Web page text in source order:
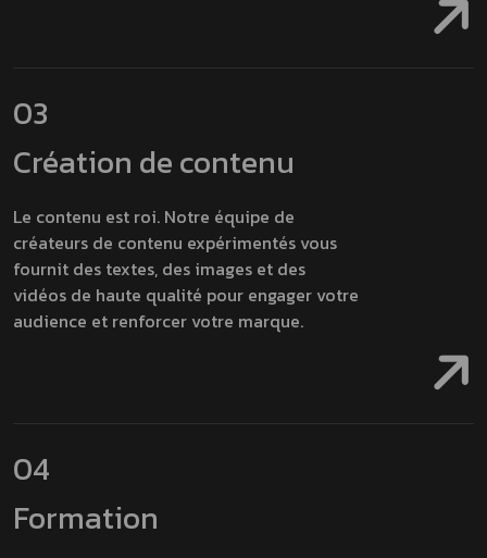
03
Création de contenu
Le contenu est roi. Notre équipe de
créateurs de contenu expérimentés vous
fournit des textes, des images et des
vidéos de haute qualité pour engager votre
audience et renforcer votre marque.
04
Formation